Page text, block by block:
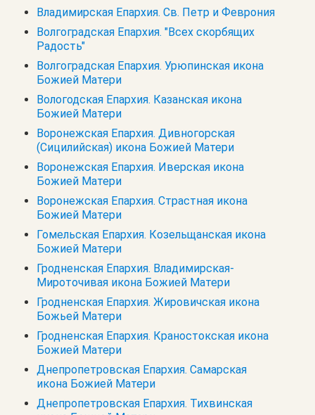
Владимирская Епархия. Св. Петр и Феврония
Волгоградская Епархия. "Всех скорбящих
Радость"
Волгоградская Епархия. Урюпинская икона
Божией Матери
Вологодская Епархия. Казанская икона
Божией Матери
Воронежская Епархия. Дивногорская
(Сицилийская) икона Божией Матери
Воронежская Епархия. Иверская икона
Божией Матери
Воронежская Епархия. Страстная икона
Божией Матери
Гомельская Епархия. Козельщанская икона
Божией Матери
Гродненская Епархия. Владимирская-
Мироточивая икона Божией Матери
Гродненская Епархия. Жировичская икона
Божьей Матери
Гродненская Епархия. Краностокская икона
Божией Матери
Днепропетровская Епархия. Самарская
икона Божией Матери
Днепропетровская Епархия. Тихвинская